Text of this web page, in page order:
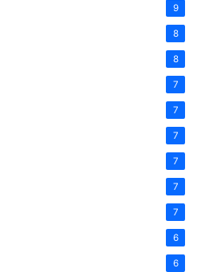
9
8
8
7
7
7
7
7
7
6
6